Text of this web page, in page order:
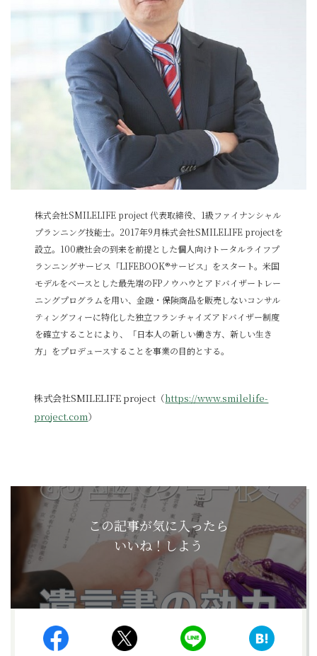
株式会社SMILELIFE project 代表取締役、1級ファイナンシャル
プランニング技能士。2017年9月株式会社SMILELIFE projectを
設立。100歳社会の到来を前提とした個人向けトータルライフプ
ランニングサービス「LIFEBOOK®サービス」をスタート。米国
モデルをベースとした最先端のFPノウハウとアドバイザートレー
ニングプログラムを用い、金融・保険商品を販売しないコンサル
ティングフィーに特化した独立フランチャイズアドバイザー制度
を確立することにより、「日本人の新しい働き方、新しい生き
方」をプロデュースすることを事業の目的とする。
株式会社SMILELIFE project（https://www.smilelife-
project.com）
この記事が気に入ったら
いいね！しよう